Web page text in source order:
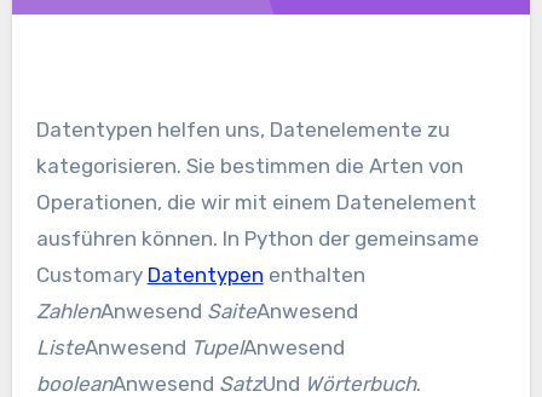
Datentypen helfen uns, Datenelemente zu
kategorisieren. Sie bestimmen die Arten von
Operationen, die wir mit einem Datenelement
ausführen können. In Python der gemeinsame
Customary Datentypen enthalten
ZahlenAnwesend SaiteAnwesend
ListeAnwesend TupelAnwesend
booleanAnwesend SatzUnd Wörterbuch.